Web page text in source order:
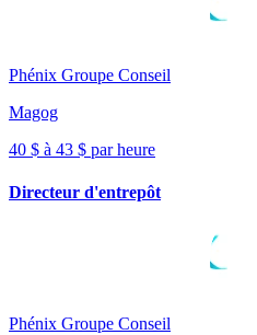
Phénix Groupe Conseil
Magog
40 $ à 43 $ par heure
Directeur d'entrepôt
Phénix Groupe Conseil